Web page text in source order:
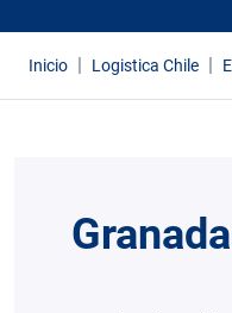
Inicio Logistica Chile